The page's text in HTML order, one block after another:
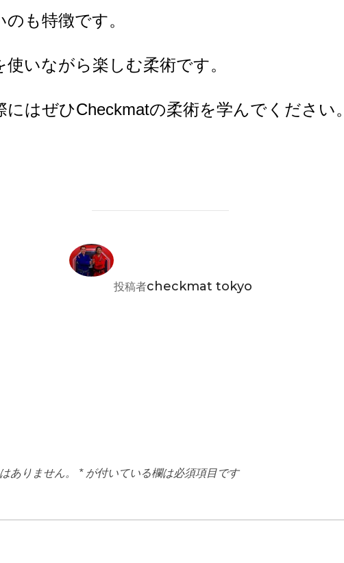
も特徴です。
いながら楽しむ柔術です。
はぜひCheckmatの柔術を学んでください。
投稿者checkmat tokyo
ありません。 *が付いている欄は必須項目です